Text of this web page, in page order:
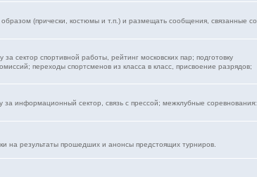
(прически, костюмы и т.п.) и размещать сообщения, связанные со
за сектор спортивной работы, рейтинг московских пар; подготовку
переходы спортсменов из класса в класс, присвоение разрядов;
за информационный сектор, связь с прессой; межклубные соревнования:
на результаты прошедших и анонсы предстоящих турниров.